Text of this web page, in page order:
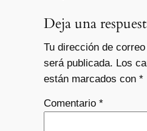
Deja una
Tu dirección de
será publicada. Los
están marcados con *
Comentario *